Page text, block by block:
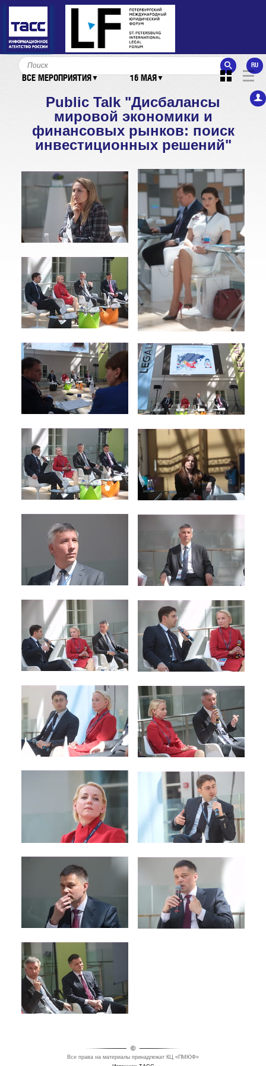
RU
ВСЕ МЕРОПРИЯТИЯ ▼ 16 МАЯ ▼
Public Talk "Дисбалансы
мировой экономики и
финансовых рынков: поиск
инвестиционных решений"
©
Все права на материалы принадлежат КЦ «ПМЮФ»